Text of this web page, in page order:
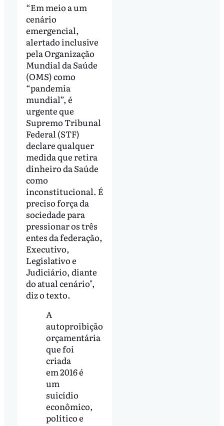
“Em meio a um
cenário
emergencial,
alertado inclusive
pela Organização
Mundial da Saúde
(OMS) como
“pandemia
mundial”, é
urgente que
Supremo Tribunal
Federal (STF)
declare qualquer
medida que retira
dinheiro da Saúde
como
inconstitucional. É
preciso força da
sociedade para
pressionar os três
entes da federação,
Executivo,
Legislativo e
Judiciário, diante
do atual cenário",
diz o texto.
A
autoproibição
orçamentária
que foi
criada
em 2016 é
um
suicídio
econômico,
político e